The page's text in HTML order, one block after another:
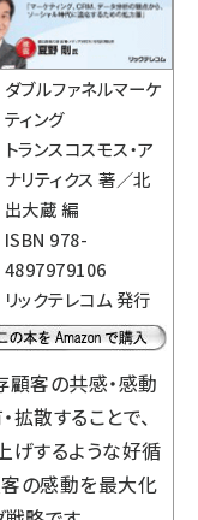
ダブルファネルマーケ
ティング
トランスコスモス・ア
ナリティクス 著／北
出大蔵 編
ISBN 978-
4897979106
リックテレコム発行
顧客の共感・感動
散することで、
げするような好循
の感動を最大化